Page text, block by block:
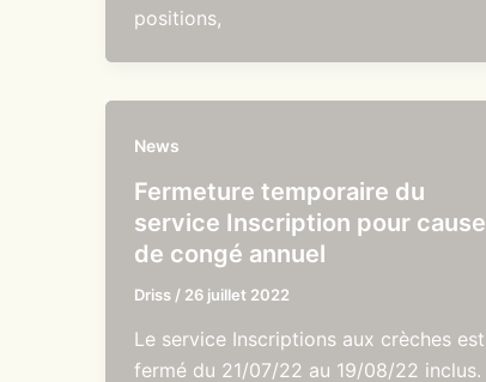
positions,
News
Fermeture temporaire du
service Inscription pour cause
de congé annuel
Driss / 26 juillet 2022
Le service Inscriptions aux crèches est
fermé du 21/07/22 au 19/08/22 inclus.